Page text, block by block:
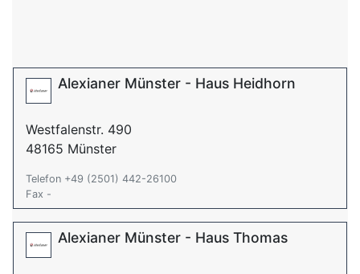
Alexianer Münster - Haus Heidhorn
Westfalenstr. 490
48165 Münster
Telefon +49 (2501) 442-26100
Fax -
Alexianer Münster - Haus Thomas